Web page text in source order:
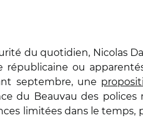
du quotidien, Nicolas
républicaine ou
septembre, une
du Beauvau des
limitées dans le temps,